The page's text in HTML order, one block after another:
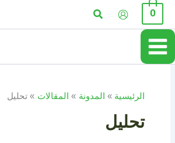
تخطي
المحتوى
0 البحث
الرئيسية المدونة المقالات تحليل
تحليل